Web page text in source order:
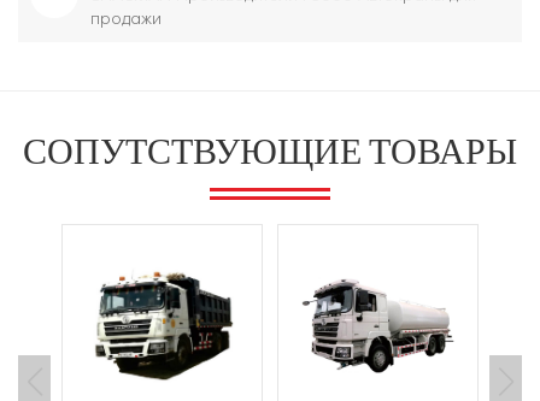
продажи
СОПУТСТВУЮЩИЕ ТОВАРЫ